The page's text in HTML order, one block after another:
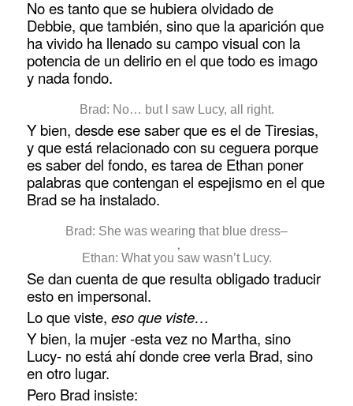
No es tanto que se hubiera olvidado de
Debbie, que también, sino que la aparición que
ha vivido ha llenado su campo visual con la
potencia de un delirio en el que todo es imago
y nada fondo.
Brad: No… but l saw Lucy, all right.
Y bien, desde ese saber que es el de Tiresias,
y que está relacionado con su ceguera porque
es saber del fondo, es tarea de Ethan poner
palabras que contengan el espejismo en el que
Brad se ha instalado.
Brad: She was wearing that blue dress–
,
Ethan: What you saw wasn’t Lucy.
Se dan cuenta de que resulta obligado traducir
esto en impersonal.
Lo que viste,eso que viste…
Y bien, la mujer -esta vez no Martha, sino
Lucy- no está ahí donde cree verla Brad, sino
en otro lugar.
Pero Brad insiste: